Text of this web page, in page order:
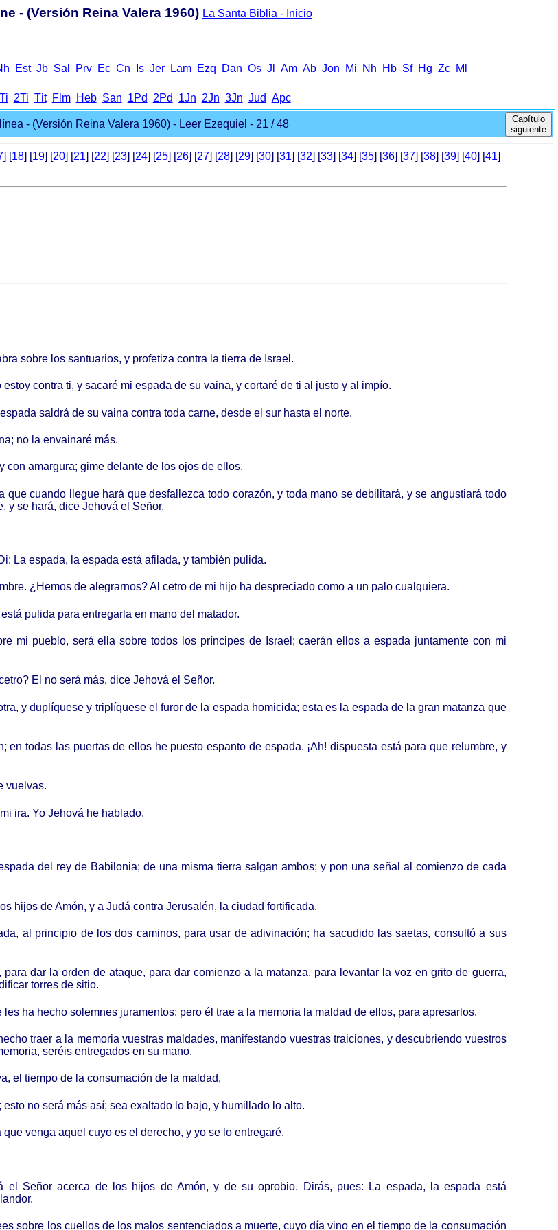
- (Versión Reina Valera 1960) La Santa Biblia - Inicio
Еst Jb Sal Prv Еc Cn Іs Jer Lam Ezq Dan Оs Jl Аm Ab Jon Mi Nh Hb Sf Hg Zc Ml
2Ti Тit Flm Heb San 1Pd 2Pd 1Jn 2Jn 3Jn Jud Apc
- (Versión Reina Valera 1960) - Leer Ezequiel - 21 / 48
Capítulo
siguiente
] [18] [19] [20] [21] [22] [23] [24] [25] [26] [27] [28] [29] [30] [31] [32] [33] [34] [35] [36] [37] [38] [39] [40] [41]
sobre los santuarios, y profetiza contra la tierra de Israel.
contra ti, y sacaré mi espada de su vaina, y cortaré de ti al justo y al impío.
saldrá de su vaina contra toda carne, desde el sur hasta el norte.
no la envainaré más.
con amargura; gime delante de los ojos de ellos.
cuando llegue hará que desfallezca todo corazón, y toda mano se debilitará, y se angustiará todo
y se hará, dice Jehová el Señor.
La espada, la espada está afilada, y también pulida.
¿Hemos de alegrarnos? Al cetro de mi hijo ha despreciado como a un palo cualquiera.
pulida para entregarla en mano del matador.
mi pueblo, será ella sobre todos los príncipes de Israel; caerán ellos a espada juntamente con mi
El no será más, dice Jehová el Señor.
y duplíquese y triplíquese el furor de la espada homicida; esta es la espada de la gran matanza que
todas las puertas de ellos he puesto espanto de espada. ¡Ah! dispuesta está para que relumbre, y
vuelvas.
ira. Yo Jehová he hablado.
del rey de Babilonia; de una misma tierra salgan ambos; y pon una señal al comienzo de cada
hijos de Amón, y a Judá contra Jerusalén, la ciudad fortificada.
al principio de los dos caminos, para usar de adivinación; ha sacudido las saetas, consultó a sus
dar la orden de ataque, para dar comienzo a la matanza, para levantar la voz en grito de guerra,
torres de sitio.
ha hecho solemnes juramentos; pero él trae a la memoria la maldad de ellos, para apresarlos.
traer a la memoria vuestras maldades, manifestando vuestras traiciones, y descubriendo vuestros
seréis entregados en su mano.
el tiempo de la consumación de la maldad,
no será más así; sea exaltado lo bajo, y humillado lo alto.
venga aquel cuyo es el derecho, y yo se lo entregaré.
Señor acerca de los hijos de Amón, y de su oprobio. Dirás, pues: La espada, la espada está
sobre los cuellos de los malos sentenciados a muerte, cuyo día vino en el tiempo de la consumación